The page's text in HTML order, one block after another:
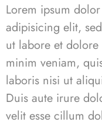
Lorem ipsum
adipisicing elit,
ut labore et
minim veniam,
laboris nisi ut
Duis aute irure
velit esse cillum